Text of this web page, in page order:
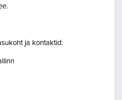
ja kontaktid: